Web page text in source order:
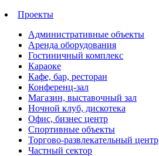
Проекты
Административные объекты
Аренда оборудования
Гостиничный комплекс
Караоке
Кафе, бар, ресторан
Конференц-зал
Магазин, выставочный зал
Ночной клуб, дискотека
Офис, бизнес центр
Спортивные объекты
Торгово-развлекательный центр
Частный сектор